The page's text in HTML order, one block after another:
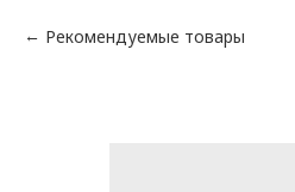
Рекомендуемые товары